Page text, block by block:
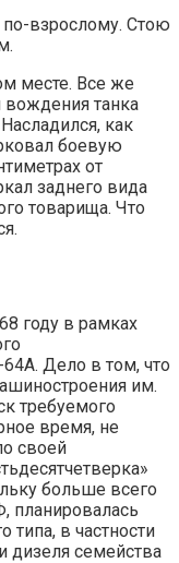
взрослому. Стою
месте. Все же
танка
как
боевую
от
заднего вида
товарища. Что
году в рамках
Дело в том, что
им.
требуемого
время, не
своей
больше всего
планировалась
типа, в частности
дизеля семейства